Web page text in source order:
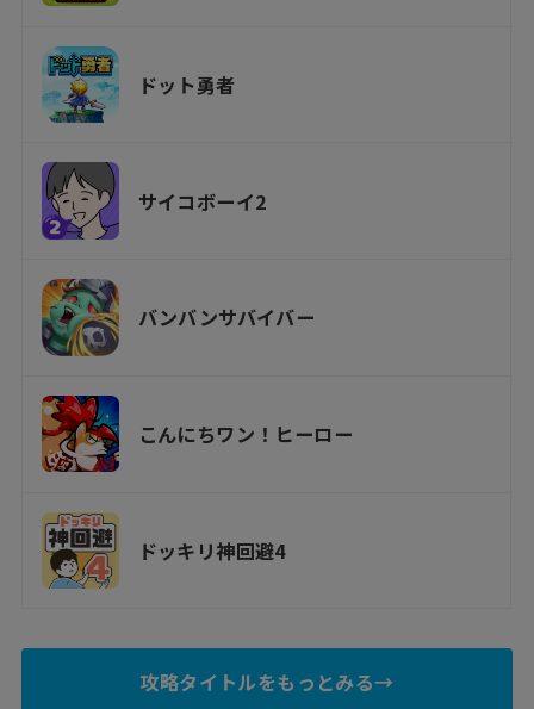
ドット勇者
サイコボーイ2
バンバンサバイバー
こんにちワン！ヒーロー
ドッキリ神回避4
攻略タイトルをもっとみる→